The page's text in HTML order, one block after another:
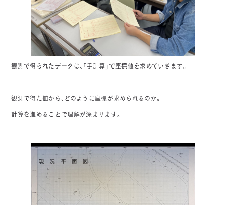
観測で得られたデータは、「手計算」で座標値を求めていきます。
観測で得た値から、どのように座標が求められるのか。
計算を進めることで理解が深まります。